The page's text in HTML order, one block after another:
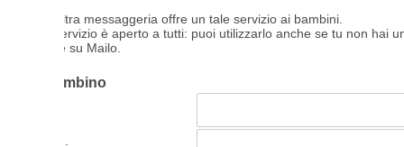
messaggeria offre un tale servizio ai bambini.
è aperto a tutti: puoi utilizzarlo anche se tu non hai un indirizzo